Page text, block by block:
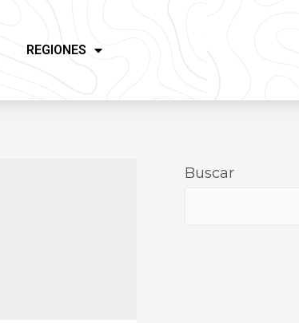
REGIONES
Buscar